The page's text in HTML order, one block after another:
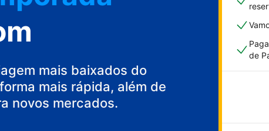
mais baixados do
mais rápida, além de
novos mercados.
de